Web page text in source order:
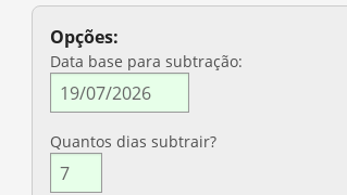
Opções:
Data base para subtração:
Quantos dias subtrair?